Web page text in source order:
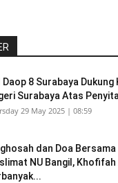
Daop 8 Surabaya Dukung
Surabaya Atas
29 May 2025 | 08:59
dan Doa Bersama
NU Bangil, Khofifah